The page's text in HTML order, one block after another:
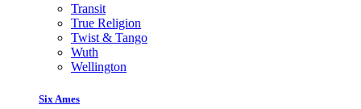
Transit
True Religion
Twist & Tango
Wuth
Wellington
Six Ames